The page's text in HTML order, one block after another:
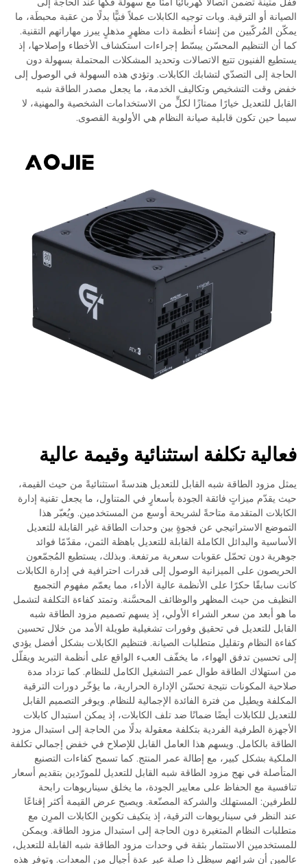
الصيانة أو الترقية. وبات توجيه الكابلات عملاً فنيًّا بدلًا من عقبة محبطَة، ما
يمكّن المُركّبين من إنشاء أنظمة ذات مظهرٍ مذهلٍ يبرز مهاراتهم التقنية.
كما أن التنظيم المحسّن يبسّط إجراءات استكشاف الأخطاء وإصلاحها، إذ
يستطيع الفنيون تتبع الاتصالات وتحديد المشكلات المحتملة بسهولة دون
الحاجة إلى التصدّي لتشابك الكابلات. وتؤدي هذه السهولة في الوصول إلى
خفض وقت التشخيص وتكاليف الخدمة، ما يجعل مصدر الطاقة شبه
القابل للتعديل خيارًا ممتازًا لكلٍّ من الاستخدامات الشخصية والمهنية، لا
سيما حين تكون قابلية صيانة النظام هي الأولوية القصوى.
فعالية تكلفة استثنائية وقيمة عالية
يمثل مزود الطاقة شبه القابل للتعديل هندسةً استثنائيةً من حيث القيمة،
حيث يقدّم ميزاتٍ فائقة الجودة بأسعارٍ في المتناول، ما يجعل تقنية إدارة
الكابلات المتقدمة متاحةً لشريحة أوسع من المستخدمين. ويُعبّر هذا
التموضع الاستراتيجي عن فجوةٍ بين وحدات الطاقة غير القابلة للتعديل
الأساسية والبدائل الكاملة القابلة للتعديل باهظة الثمن، مقدّمًا فوائد
جوهرية دون تحمّل عقوبات سعرية مرتفعة. وبذلك، يستطيع المُجمّعون
الحريصون على الميزانية الوصول إلى قدرات احترافية في إدارة الكابلات
كانت سابقًا حكرًا على الأنظمة عالية الأداء، مما يعمّم مفهوم التجميع
النظيف من حيث المظهر والوظائف المحسَّنة. وتمتد كفاءة التكلفة لتشمل
ما هو أبعد من سعر الشراء الأولي، إذ يسهم تصميم مزود الطاقة شبه
القابل للتعديل في تحقيق وفورات تشغيلية طويلة الأمد من خلال تحسين
كفاءة النظام وتقليل متطلبات الصيانة. فتنظيم الكابلات بشكل أفضل يؤدي
إلى تحسين تدفق الهواء، ما يخفّف العبء الواقع على أنظمة التبريد ويقلّل
من استهلاك الطاقة طوال عمر التشغيل الكامل للنظام. كما تزداد مدة
صلاحية المكونات نتيجة تحسّن الإدارة الحرارية، ما يؤخّر دورات الترقية
المكلفة ويطيل من فترة الفائدة الإجمالية للنظام. ويوفر التصميم القابل
للتعديل للكابلات أيضًا ضمانًا ضد تلف الكابلات، إذ يمكن استبدال كابلات
الأجهزة الطرفية الفردية بتكلفة معقولة بدلًا من الحاجة إلى استبدال مزود
الطاقة بالكامل. ويسهم هذا العامل القابل للإصلاح في خفض إجمالي تكلفة
الملكية بشكل كبير، مع إطالة عمر المنتج. كما تسمح كفاءات التصنيع
المتأصلة في نهج مزود الطاقة شبه القابل للتعديل للمورّدين بتقديم أسعار
تنافسية مع الحفاظ على معايير الجودة، ما يخلق سيناريوهات رابحة
للطرفين: المستهلك والشركة المصنّعة. ويصبح عرض القيمة أكثر إقناعًا
عند النظر في سيناريوهات الترقية، إذ يتكيف تكوين الكابلات المرِن مع
متطلبات النظام المتغيرة دون الحاجة إلى استبدال مزود الطاقة. ويمكن
للمستخدمين الاستثمار بثقة في وحدات مزود الطاقة شبه القابلة للتعديل،
عالمين أن شرائهم سيظل ذا صلة عبر عدة أجيال من المعدات. وتوفر هذه